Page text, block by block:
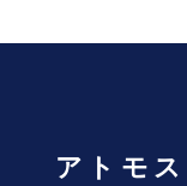
アトモ